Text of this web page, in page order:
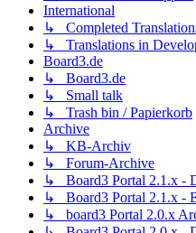
International
↳ Completed
↳ Translations in
Board3.de
↳ Board3.de
↳ Small talk
↳ Trash bin / Papierkorb
Archive
↳ KB-Archiv
↳ Forum-Archive
↳ Board3 Portal 2.1.x -
↳ Board3 Portal 2.1.x -
↳ board3 Portal 2.0.x